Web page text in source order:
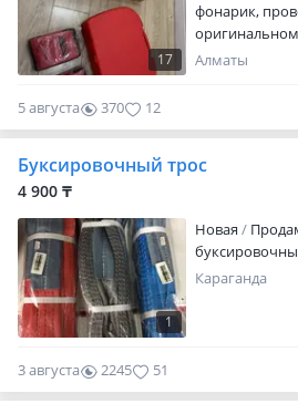
17
фонарик,
Алматы
5 августа 370 12
Буксировочный трос
4 900 ₸
1
Новая
Караганда
3 августа 2245 51